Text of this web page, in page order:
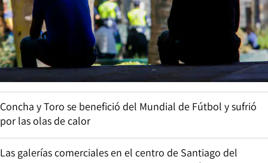
Concha y Toro se benefició del Mundial de Fútbol y sufrió
por las olas de calor
Las galerías comerciales en el centro de Santiago del